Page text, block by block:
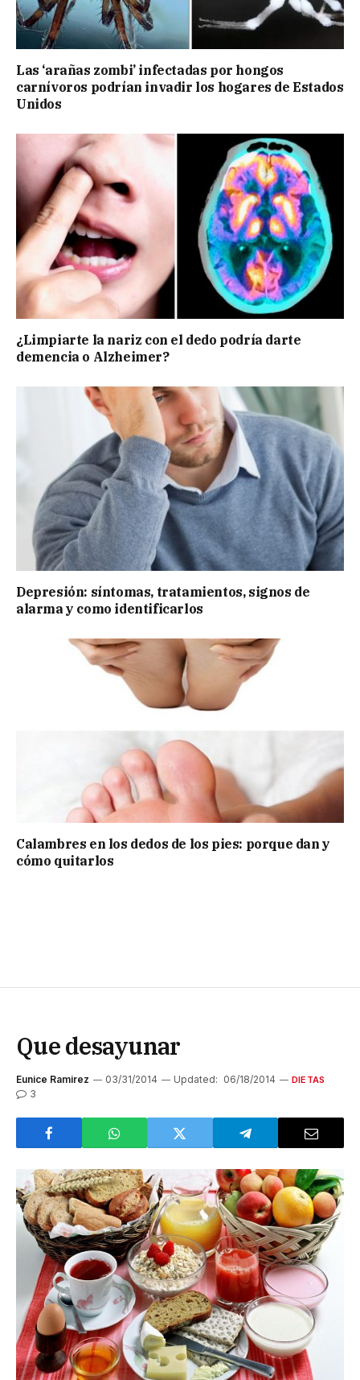
Las ‘arañas zombi’ infectadas por hongos
carnívoros podrían invadir los hogares de Estados
Unidos
¿Limpiarte la nariz con el dedo podría darte
demencia o Alzheimer?
Depresión: síntomas, tratamientos, signos de
alarma y como identificarlos
Calambres en los dedos de los pies: porque dan y
cómo quitarlos
Que desayunar
Eunice Ramirez 03/31/2014 Updated: 06/18/2014 DIETAS
3